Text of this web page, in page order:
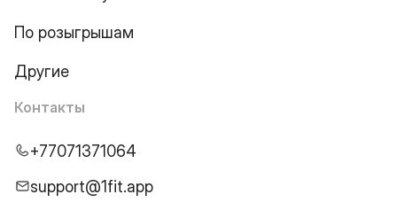
По розыгрышам
Другие
Контакты
+77071371064
support@1fit.app